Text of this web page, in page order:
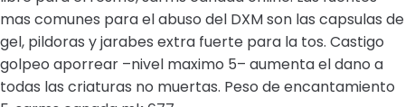
mas comunes para el abuso del DXM son las capsulas de
gel, pildoras y jarabes extra fuerte para la tos. Castigo
golpeo aporrear –nivel maximo 5– aumenta el dano a
todas las criaturas no muertas. Peso de encantamiento